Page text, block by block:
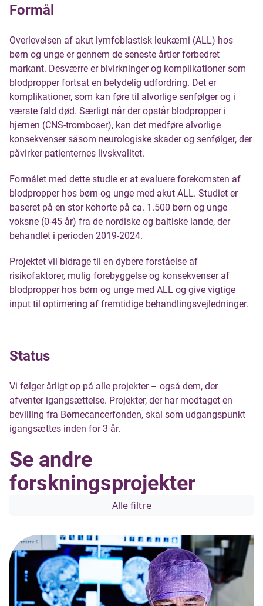
Formål
Overlevelsen af akut lymfoblastisk leukæmi (ALL) hos
børn og unge er gennem de seneste årtier forbedret
markant. Desværre er bivirkninger og komplikationer som
blodpropper fortsat en betydelig udfordring. Det er
komplikationer, som kan føre til alvorlige senfølger og i
værste fald død. Særligt når der opstår blodpropper i
hjernen (CNS-tromboser), kan det medføre alvorlige
konsekvenser såsom neurologiske skader og senfølger, der
påvirker patienternes livskvalitet.
Formålet med dette studie er at evaluere forekomsten af
blodpropper hos børn og unge med akut ALL. Studiet er
baseret på en stor kohorte på ca. 1.500 børn og unge
voksne (0-45 år) fra de nordiske og baltiske lande, der
behandlet i perioden 2019-2024.
Projektet vil bidrage til en dybere forståelse af
risikofaktorer, mulig forebyggelse og konsekvenser af
blodpropper hos børn og unge med ALL og give vigtige
input til optimering af fremtidige behandlingsvejledninger.
Status
Vi følger årligt op på alle projekter – også dem, der
afventer igangsættelse. Projekter, der har modtaget en
bevilling fra Børnecancerfonden, skal som udgangspunkt
igangsættes inden for 3 år.
Se andre
forskningsprojekter
Alle filtre